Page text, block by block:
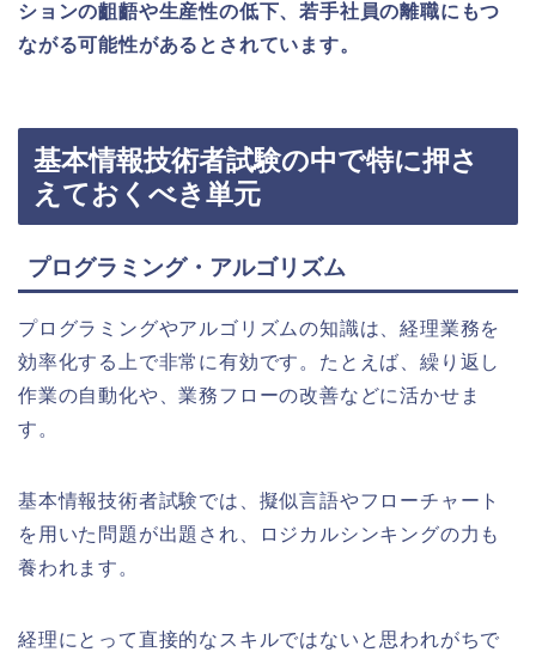
ションの齟齬や生産性の低下、若手社員の離職にもつ
ながる可能性があるとされています。
基本情報技術者試験の中で特に押さ
えておくべき単元
プログラミング・アルゴリズム
プログラミングやアルゴリズムの知識は、経理業務を
効率化する上で非常に有効です。たとえば、繰り返し
作業の自動化や、業務フローの改善などに活かせま
す。
基本情報技術者試験では、擬似言語やフローチャート
を用いた問題が出題され、ロジカルシンキングの力も
養われます。
経理にとって直接的なスキルではないと思われがちで